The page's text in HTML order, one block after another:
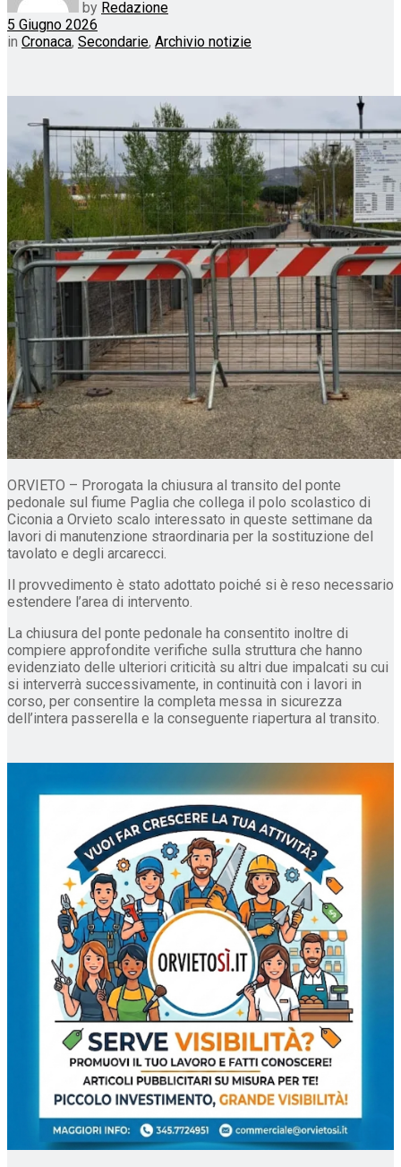
by Redazione
5 Giugno 2026
in Cronaca, Secondarie, Archivio notizie
ORVIETO – Prorogata la chiusura al transito del ponte
pedonale sul fiume Paglia che collega il polo scolastico di
Ciconia a Orvieto scalo interessato in queste settimane da
lavori di manutenzione straordinaria per la sostituzione del
tavolato e degli arcarecci.
Il provvedimento è stato adottato poiché si è reso necessario
estendere l’area di intervento.
La chiusura del ponte pedonale ha consentito inoltre di
compiere approfondite verifiche sulla struttura che hanno
evidenziato delle ulteriori criticità su altri due impalcati su cui
si interverrà successivamente, in continuità con i lavori in
corso, per consentire la completa messa in sicurezza
dell’intera passerella e la conseguente riapertura al transito.